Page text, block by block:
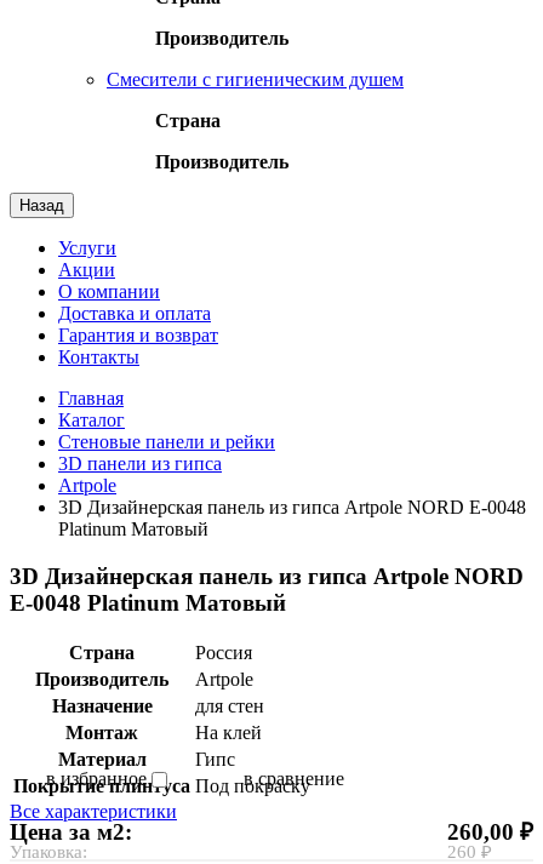
Производитель
Смесители с гигиеническим душем
Страна
Производитель
Назад
Услуги
Акции
О компании
Доставка и оплата
Гарантия и возврат
Контакты
Главная
Каталог
Стеновые панели и рейки
3D панели из гипса
Artpole
3D Дизайнерская панель из гипса Artpole NORD E-0048
Platinum Матовый
3D Дизайнерская панель из гипса Artpole NORD
E-0048 Platinum Матовый
Страна
Россия
Производитель
Artpole
Назначение
для стен
Монтаж
На клей
Материал
Гипс
Покрытие плинтуса Под покраску
Все характеристики
в избранное в сравнение
Цена за м2:
Упаковка:
260,00 ₽
260 ₽